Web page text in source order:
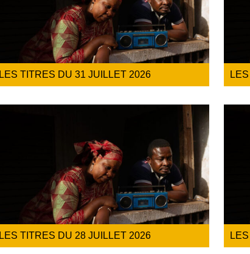
LES TITRES DU 31 JUILLET 2026
LES TITRES DU 28 JUILLET 2026